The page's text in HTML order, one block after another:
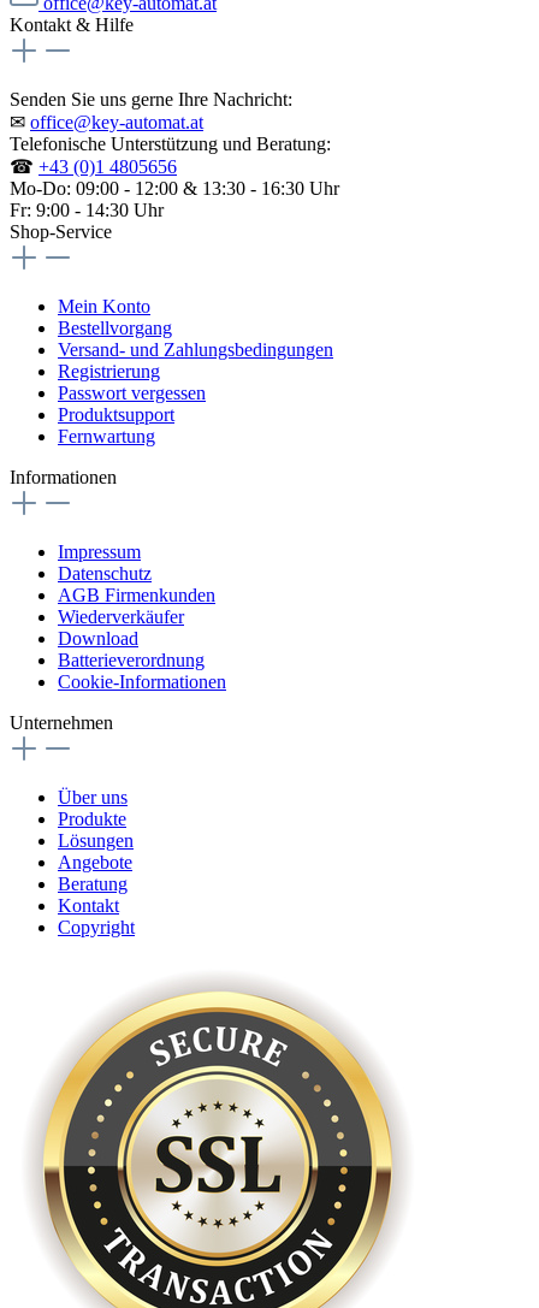
Kontakt & Hilfe
Senden Sie uns gerne Ihre Nachricht:
✉ office@key-automat.at
Telefonische Unterstützung und Beratung:
☎ +43 (0)1 4805656
Mo-Do: 09:00 - 12:00 & 13:30 - 16:30 Uhr
Fr: 9:00 - 14:30 Uhr
Shop-Service
Mein Konto
Bestellvorgang
Versand- und Zahlungsbedingungen
Registrierung
Passwort vergessen
Produktsupport
Fernwartung
Informationen
Impressum
Datenschutz
AGB Firmenkunden
Wiederverkäufer
Download
Batterieverordnung
Cookie-Informationen
Unternehmen
Über uns
Produkte
Lösungen
Angebote
Beratung
Kontakt
Copyright